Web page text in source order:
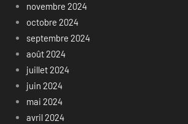
novembre 2024
octobre 2024
septembre 2024
août 2024
juillet 2024
juin 2024
mai 2024
avril 2024